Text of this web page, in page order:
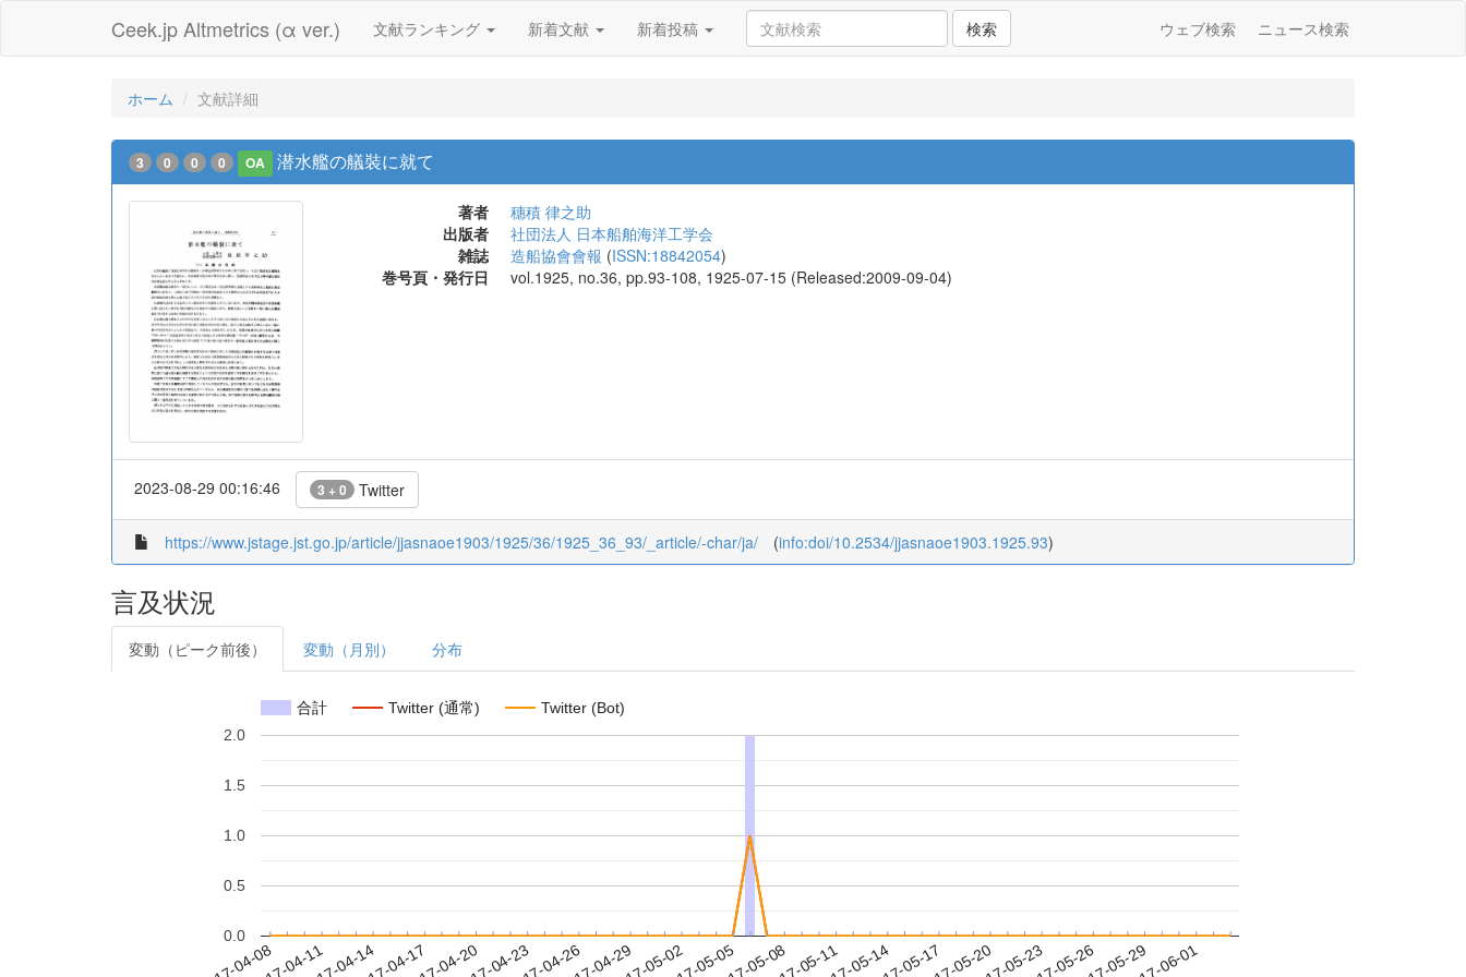
Ceek.jp Altmetrics (α ver.) 文献ランキング 新着文献 新着投稿 検索 ウェブ検索 ニュース検索
ホーム 文献詳細
3 0 0 0 OA 潜水艦の艤裝に就て
著者
穗積 律之助
出版者
社団法人 日本船舶海洋工学会
雑誌
造船協會會報 (ISSN:18842054)
巻号頁・発行日
vol.1925, no.36, pp.93-108, 1925-07-15 (Released:2009-09-04)
2023-08-29 00:16:46 3 + 0 Twitter
https://www.jstage.jst.go.jp/article/jjasnaoe1903/1925/36/1925_36_93/_article/-char/ja/ (info:doi/10.2534/jjasnaoe1903.1925.93)
言及状況
変動（ピーク前後） 変動（月別） 分布
合計 Twitter (通常) Twitter (Bot)
0.0
0.5
1.0
1.5
2.0